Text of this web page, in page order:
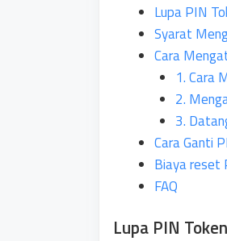
Lupa PIN
Syarat
Cara
1. Cara
2.
3.
Cara Ganti
Biaya reset
FAQ
Lupa PIN